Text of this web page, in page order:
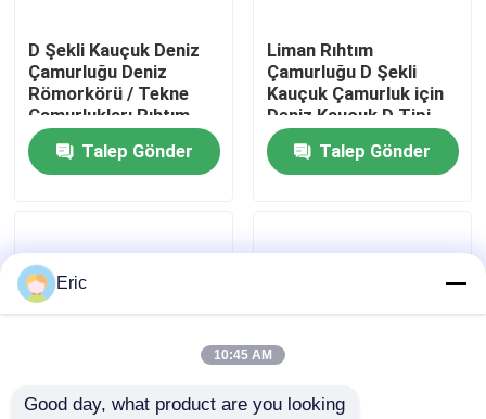
Kalite kontrol
Bize ulaşın
Company News
Deniz, Windows
D Şekli Kauçuk Deniz
Çamurluğu Deniz
Römorkörü / Tekne
Çamurlukları Rıhtım
Çamurlukları
Talep Gönder
Liman Rıhtım
Çamurluğu D Şekli
Kauçuk Çamurluk için
Deniz Kauçuk D Tipi
Çamurluk
Talep Gönder
Eric
10:45 AM
Good day, what product are you looking